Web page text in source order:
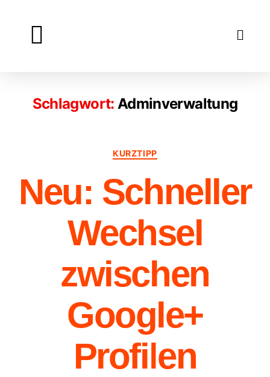
Schlagwort: Adminverwaltung
KURZTIPP
Neu: Schneller
Wechsel
zwischen
Google+
Profilen